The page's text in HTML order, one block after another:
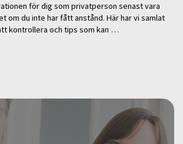
för dig som privatperson senast vara
om du inte har fått anstånd. Här har vi samlat
kontrollera och tips som kan …